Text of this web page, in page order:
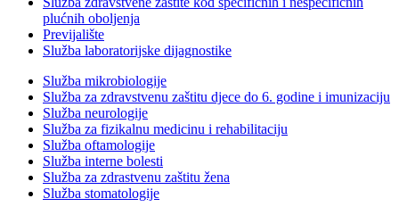
plućnih oboljenja
Previjalište
Služba laboratorijske dijagnostike
Služba mikrobiologije
Služba za zdravstvenu zaštitu djece do 6. godine i imunizaciju
Služba neurologije
Služba za fizikalnu medicinu i rehabilitaciju
Služba oftamologije
Služba interne bolesti
Služba za zdrastvenu zaštitu žena
Služba stomatologije